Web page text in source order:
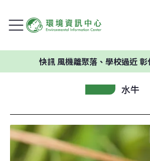
風機離聚落、學校過近 彰化福漢
水牛